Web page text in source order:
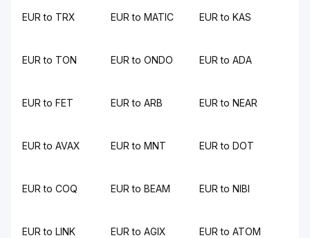
EUR to TRX EUR to MATIC EUR to KAS
EUR to TON EUR to ONDO EUR to ADA
EUR to FET EUR to ARB EUR to NEAR
EUR to AVAX EUR to MNT EUR to DOT
EUR to COQ EUR to BEAM EUR to NIBI
EUR to LINK EUR to AGIX EUR to ATOM